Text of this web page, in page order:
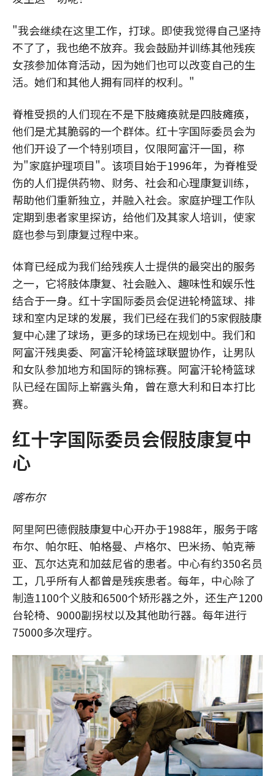
"我会继续在这里工作，打球。即使我觉得自己坚持
不了了，我也绝不放弃。我会鼓励并训练其他残疾
女孩参加体育活动，因为她们也可以改变自己的生
活。她们和其他人拥有同样的权利。"
脊椎受损的人们现在不是下肢瘫痪就是四肢瘫痪，
他们是尤其脆弱的一个群体。红十字国际委员会为
他们开设了一个特别项目，仅限阿富汗一国，称
为"家庭护理项目"。该项目始于1996年，为脊椎受
伤的人们提供药物、财务、社会和心理康复训练，
帮助他们重新独立，并融入社会。家庭护理工作队
定期到患者家里探访，给他们及其家人培训，使家
庭也参与到康复过程中来。
体育已经成为我们给残疾人士提供的最突出的服务
之一，它将肢体康复、社会融入、趣味性和娱乐性
结合于一身。红十字国际委员会促进轮椅篮球、排
球和室内足球的发展，我们已经在我们的5家假肢康
复中心建了球场，更多的球场已在规划中。我们和
阿富汗残奥委、阿富汗轮椅篮球联盟协作，让男队
和女队参加地方和国际的锦标赛。阿富汗轮椅篮球
队已经在国际上崭露头角，曾在意大利和日本打比
赛。
红十字国际委员会假肢康复中
心
喀布尔
阿里阿巴德假肢康复中心开办于1988年，服务于喀
布尔、帕尔旺、帕格曼、卢格尔、巴米扬、帕克蒂
亚、瓦尔达克和加兹尼省的患者。中心有约350名员
工，几乎所有人都曾是残疾患者。每年，中心除了
制造1100个义肢和6500个矫形器之外，还生产1200
台轮椅、9000副拐杖以及其他助行器。每年进行
75000多次理疗。